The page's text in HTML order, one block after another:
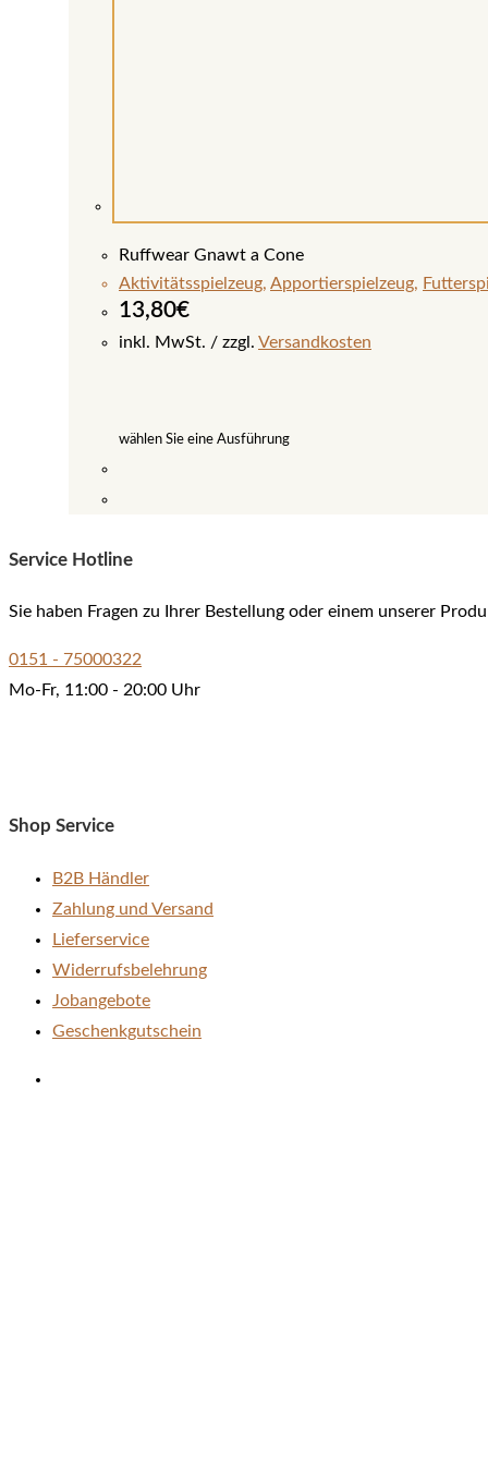
Ruffwear Gnawt a Cone
Aktivitätsspielzeug, Apportierspielzeug,
13,80€
inkl. MwSt. zzgl. Versandkosten
wählen Sie eine Ausführung
weist
Varianten
auf.
Die
Service Hotline
Sie haben Fragen zu Ihrer Bestellung oder einem unserer
0151 - 75000322
Mo-Fr, 11:00 - 20:00 Uhr
Shop Service
B2B Händler
Zahlung und Versand
Lieferservice
Widerrufsbelehrung
Jobangebote
Geschenkgutschein